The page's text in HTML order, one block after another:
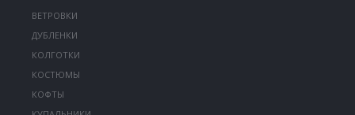
ВЕТРОВКИ
ДУБЛЕНКИ
КОЛГОТКИ
КОСТЮМЫ
КОФТЫ